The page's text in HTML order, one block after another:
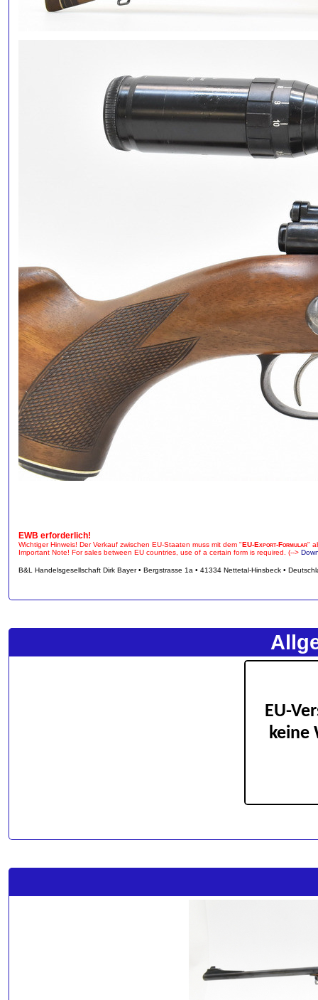
EWB erforderlich!
Wichtiger Hinweis! Der Verkauf zwischen EU-Staaten muss mit dem "EU-Export-Formular"
Important Note! For sales between EU countries, use of a certain form is required. (-->
B&L Handelsgesellschaft Dirk Bayer • Bergstrasse 1a • 41334 Nettetal-Hinsbeck •